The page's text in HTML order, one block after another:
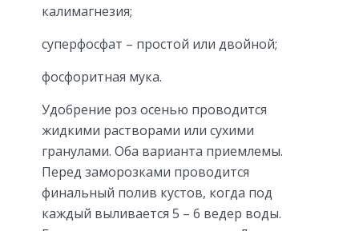
калимагнезия;
суперфосфат – простой или двойной;
фосфоритная мука.
Удобрение роз осенью проводится
жидкими растворами или сухими
гранулами. Оба варианта приемлемы.
Перед заморозками проводится
финальный полив кустов, когда под
каждый выливается 5 – 6 ведер воды.